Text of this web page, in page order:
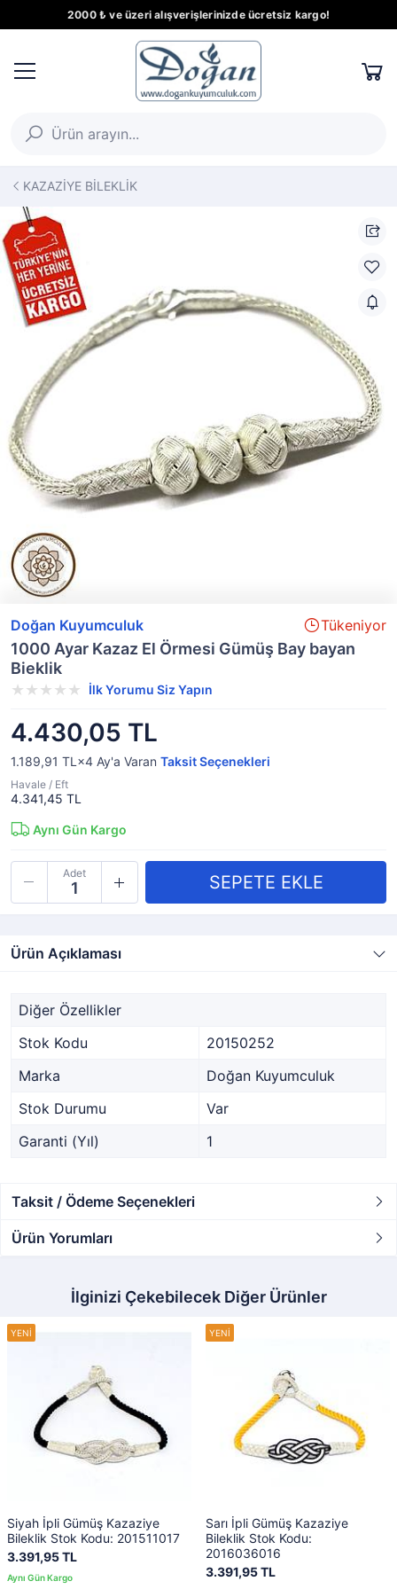
2000 ₺ ve üzeri alışverişlerinizde ücretsiz kargo!
KAZAZİYE BİLEKLİK
Doğan Kuyumculuk Tükeniyor
1000 Ayar Kazaz El Örmesi Gümüş Bay bayan
Bieklik
İlk Yorumu Siz Yapın
4.430,05 TL
1.189,91 TL×4 Ay'a Varan Taksit Seçenekleri
Havale / Eft
4.341,45 TL
Aynı Gün Kargo
Adet
Ürün Açıklaması
Diğer Özellikler
Stok Kodu
20150252
Marka
Doğan Kuyumculuk
Stok Durumu
Var
Garanti (Yıl)
1
Taksit / Ödeme Seçenekleri
Ürün Yorumları
İlginizi Çekebilecek Diğer Ürünler
Siyah İpli Gümüş Kazaziye
Bileklik Stok Kodu: 201511017
3.391,95 TL
Sarı İpli Gümüş Kazaziye
Bileklik Stok Kodu:
2016036016
3.391,95 TL